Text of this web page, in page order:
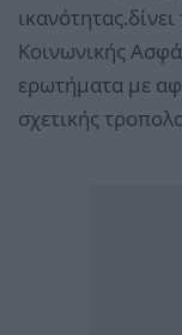
Κοινωνικής
ερωτήματα με
σχετικής